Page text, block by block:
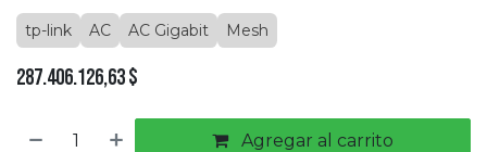
tp-link AC AC Gigabit Mesh
287.406.126,63$
Agregar al carrito